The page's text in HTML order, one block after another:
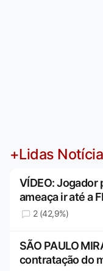
+Lidas
VÍDEO: Jogador
ameaça ir até a
2 (42,9%)
SÃO PAULO
contratação do